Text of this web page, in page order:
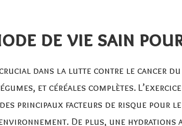
de vie sain
dans la lutte contre le cancer du
et céréales complètes.
principaux facteurs de risque pour
De plus, une